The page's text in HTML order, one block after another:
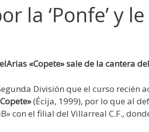
la ‘Ponfe’ y
«Copete» sale de la cantera
División que el curso
(Écija, 1999), por lo que al
con el filial del Villarreal C.F.,